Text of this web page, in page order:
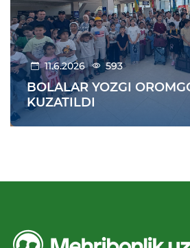
11.6.2026 593
BOLALAR YOZGI
KUZATILDI